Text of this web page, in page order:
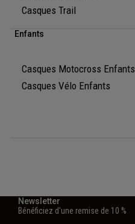
Casques Trail
Enfants
Casques Motocross Enfants
Casques Vélo Enfants
Newsletter
Bénéficiez d'une remise de 10 %